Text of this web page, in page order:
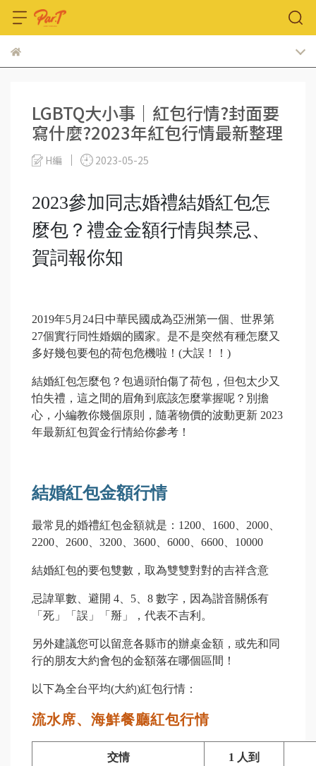
LGBTQ大小事｜紅包行情?封面要
寫什麼?2023年紅包行情最新整理
H編 2023-05-25
2023參加同志婚禮結婚紅包怎
麼包？禮金金額行情與禁忌、
賀詞報你知
2019年5月24日中華民國成為亞洲第一個、世界第
27個實行同性婚姻的國家。是不是突然有種怎麼又
多好幾包要包的荷包危機啦！(大誤！！)
結婚紅包怎麼包？包過頭怕傷了荷包，但包太少又
怕失禮，這之間的眉角到底該怎麼掌握呢？別擔
心，小編教你幾個原則，隨著物價的波動更新 2023
年最新紅包賀金行情給你參考！
結婚紅包金額行情
最常見的婚禮紅包金額就是：1200、1600、2000、
2200、2600、3200、3600、6000、6600、10000
結婚紅包的要包雙數，取為雙雙對對的吉祥含意
忌諱單數、避開 4、5、8 數字，因為諧音關係有
「死」「誤」「掰」，代表不吉利。
另外建議您可以留意各縣市的辦桌金額，或先和同
行的朋友大約會包的金額落在哪個區間！
以下為全台平均(大約)紅包行情：
流水席、海鮮餐廳紅包行情
交情 1 人到